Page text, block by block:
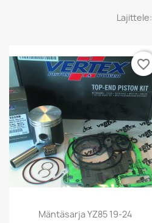
Lajittele:
Pikakatselu
Mäntäsarja YZ85 19-24
favorite_border